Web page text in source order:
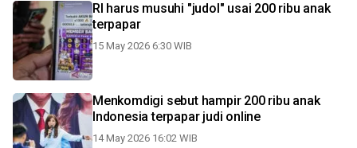
RI harus musuhi "judol" usai 200 ribu anak
terpapar
15 May 2026 6:30 WIB
Menkomdigi sebut hampir 200 ribu anak
Indonesia terpapar judi online
14 May 2026 16:02 WIB